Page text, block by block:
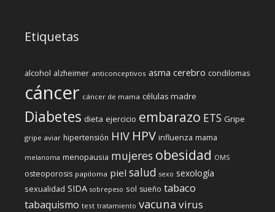
Etiquetas
alcohol alzheimer anticonceptivos asma cerebro condilomas
cáncer cáncer de mama células madre
Diabetes dieta ejercicio embarazo ETS Gripe
gripe aviar hipertensión HIV HPV influenza mama
melanoma menopausia mujeres obesidad OMS
osteoporosis papiloma piel salud sexo sexología
sexualidad SIDA sobrepeso sol sueño tabaco
tabaquismo test tratamiento vacuna virus